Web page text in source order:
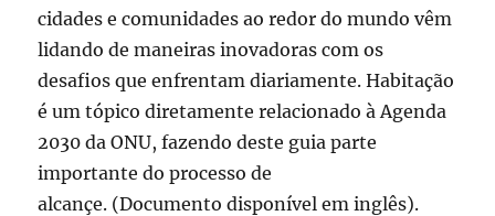
cidades e comunidades ao redor do mundo vêm
lidando de maneiras inovadoras com os
desafios que enfrentam diariamente. Habitação
é um tópico diretamente relacionado à Agenda
2030 da ONU, fazendo deste guia parte
importante do processo de
alcançe. (Documento disponível em inglês).